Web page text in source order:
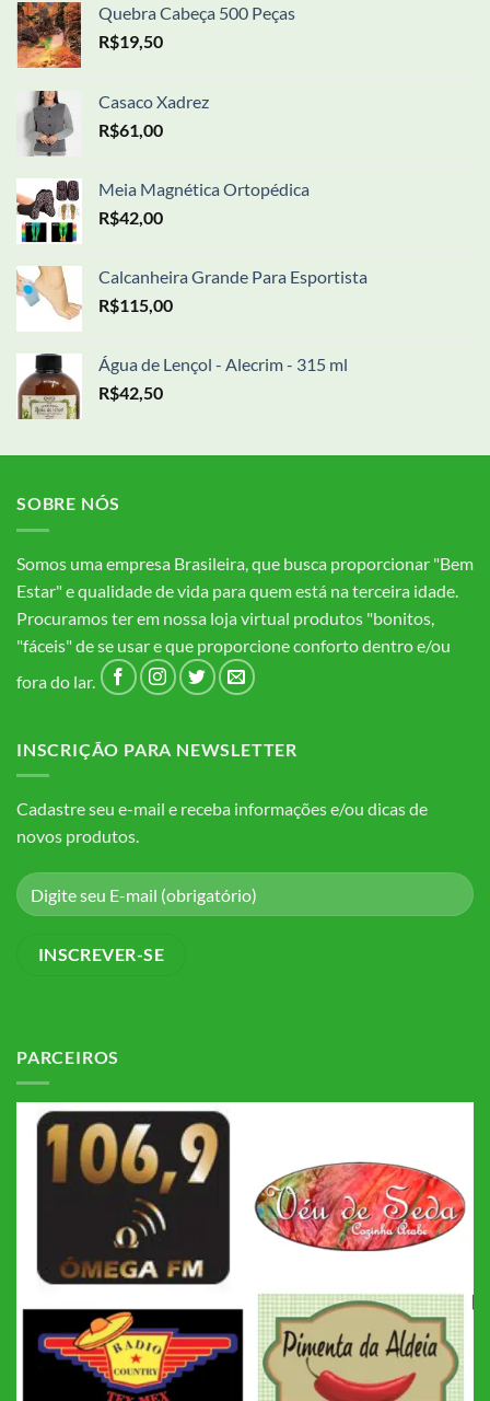
Quebra Cabeça 500 Peças
R$19,50
Casaco Xadrez
R$61,00
Meia Magnética Ortopédica
R$42,00
Calcanheira Grande Para Esportista
R$115,00
Água de Lençol - Alecrim - 315 ml
R$42,50
SOBRE NÓS
Somos uma empresa Brasileira, que busca proporcionar "Bem
Estar" e qualidade de vida para quem está na terceira idade.
Procuramos ter em nossa loja virtual produtos "bonitos,
"fáceis" de se usar e que proporcione conforto dentro e/ou
fora do lar.
INSCRIÇÃO PARA NEWSLETTER
Cadastre seu e-mail e receba informações e/ou dicas de
novos produtos.
PARCEIROS